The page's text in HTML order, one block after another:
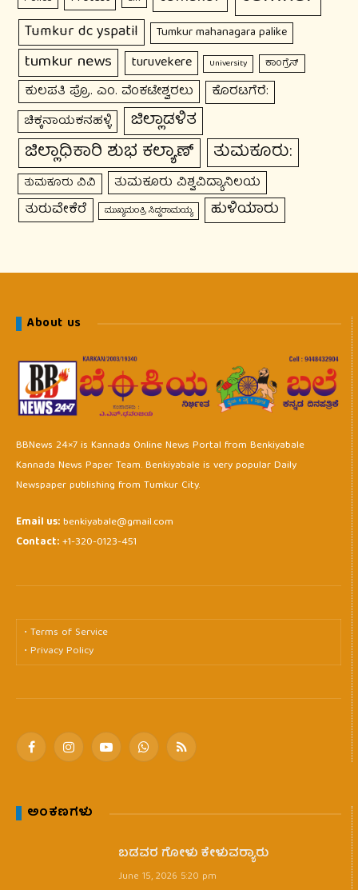
Tumkur dc yspatil Tumkur mahanagara palike
tumkur news turuvekere University ಕಾಂಗ್ರೆಸ್
ಕುಲಪತಿ ಪ್ರೊ. ಎಂ. ವೆಂಕಟೇಶ್ವರಲು ಕೊರಟಗೆರೆ:
ಚಿಕ್ಕನಾಯಕನಹಳ್ಳಿ ಜಿಲ್ಲಾಡಳಿತ
ಜಿಲ್ಲಾಧಿಕಾರಿ ಶುಭ ಕಲ್ಯಾಣ್ ತುಮಕೂರು:
ತುಮಕೂರು ವಿವಿ ತುಮಕೂರು ವಿಶ್ವವಿದ್ಯಾನಿಲಯ
ತುರುವೇಕೆರೆ ಮುಖ್ಯಮಂತ್ರಿ ಸಿದ್ದರಾಮಯ್ಯ ಹುಳಿಯಾರು
About us
BBNews 24×7 is Kannada Online News Portal from Benkiyabale
Kannada News Paper Team. Benkiyabale is very popular Daily
Newspaper publishing from Tumkur City.
Email us:benkiyabale@gmail.com
Contact:+1-320-0123-451
• Terms of Service
• Privacy Policy
FacebookInstagramYouTubeWhatsApp
RSS
ಅಂಕಣಗಳು
ಬಡವರ ಗೋಳು ಕೇಳುವರ‍್ಯಾರು
June 15, 2026 5:20 pm